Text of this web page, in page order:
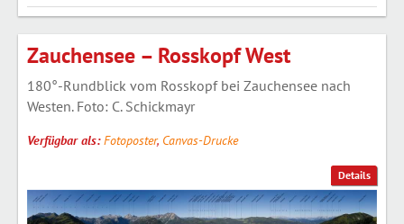
Details
Zauchensee – Rosskopf West
180°-Rundblick vom Rosskopf bei Zauchensee nach
Westen. Foto: C. Schickmayr
Verfügbar als:Fotoposter, Canvas-Drucke